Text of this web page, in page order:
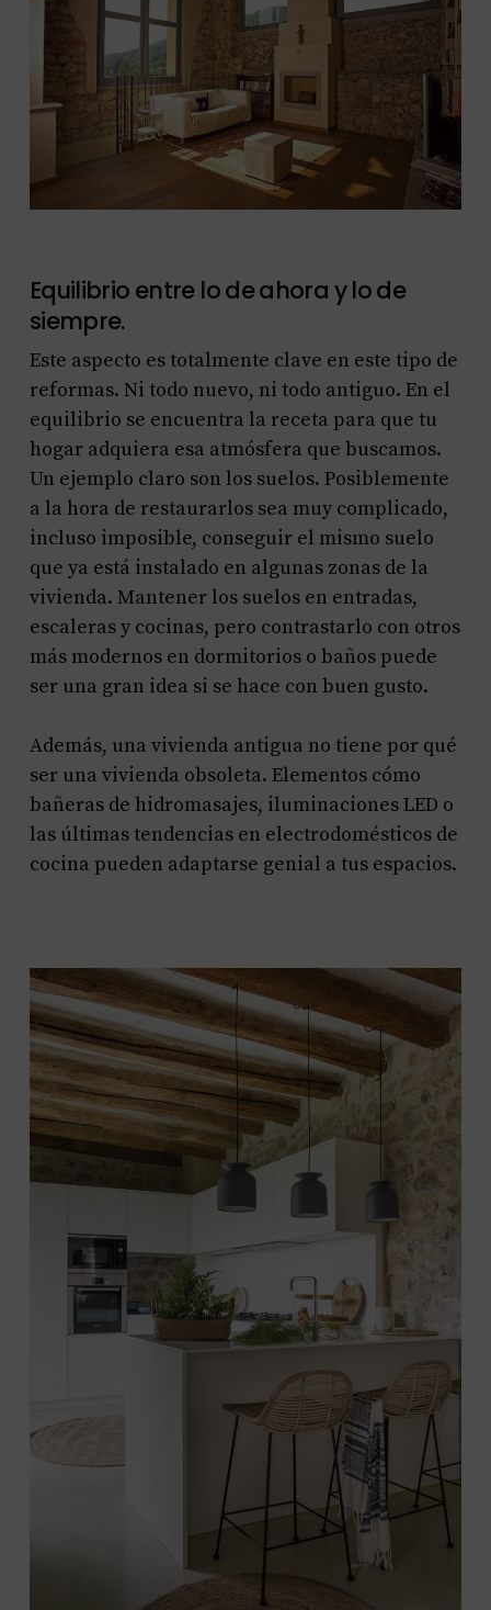
Equilibrio entre lo de ahora y lo de
siempre.
Este aspecto es totalmente clave en este tipo de
reformas. Ni todo nuevo, ni todo antiguo. En el
equilibrio se encuentra la receta para que tu
hogar adquiera esa atmósfera que buscamos.
Un ejemplo claro son los suelos. Posiblemente
a la hora de restaurarlos sea muy complicado,
incluso imposible, conseguir el mismo suelo
que ya está instalado en algunas zonas de la
vivienda. Mantener los suelos en entradas,
escaleras y cocinas, pero contrastarlo con otros
más modernos en dormitorios o baños puede
ser una gran idea si se hace con buen gusto.
Además, una vivienda antigua no tiene por qué
ser una vivienda obsoleta. Elementos cómo
bañeras de hidromasajes, iluminaciones LED o
las últimas tendencias en electrodomésticos de
cocina pueden adaptarse genial a tus espacios.